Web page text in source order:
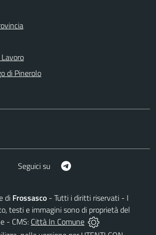
di Pinerolo
Seguici su
di Frossasco - Tutti i diritti riservati - I
testi e immagini sono di proprietà del
- CMS: Città In Comune